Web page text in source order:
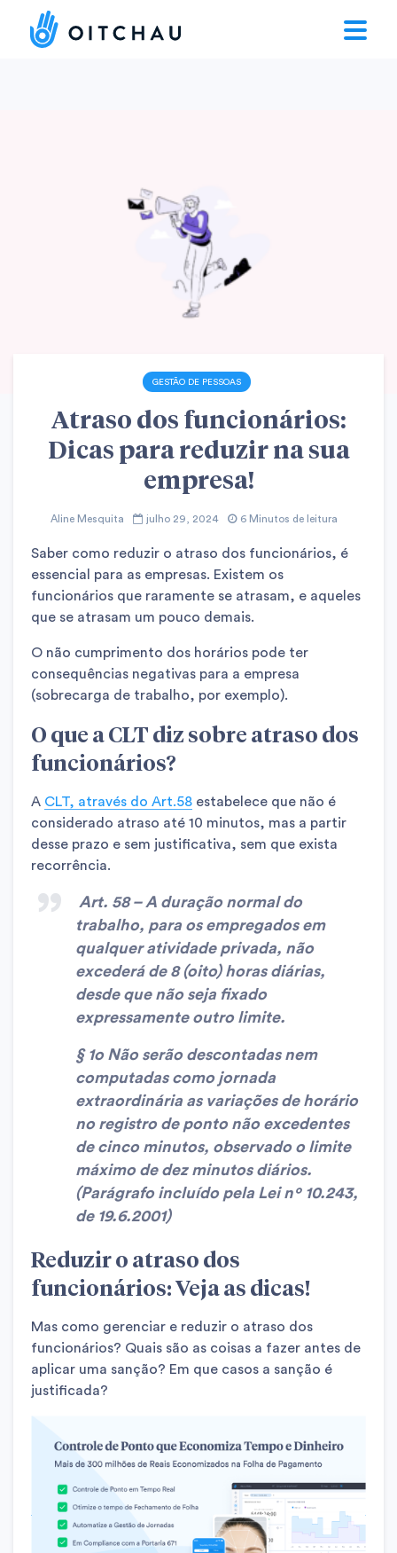
GESTÃO DE PESSOAS
Atraso dos funcionários:
Dicas para reduzir na sua
empresa!
Aline Mesquita julho 29, 2024 6 Minutos de leitura
Saber como reduzir o atraso dos funcionários, é
essencial para as empresas. Existem os
funcionários que raramente se atrasam, e aqueles
que se atrasam um pouco demais.
O não cumprimento dos horários pode ter
consequências negativas para a empresa
(sobrecarga de trabalho, por exemplo).
O que a CLT diz sobre atraso dos
funcionários?
A CLT, através do Art.58 estabelece que não é
considerado atraso até 10 minutos, mas a partir
desse prazo e sem justificativa, sem que exista
recorrência.
Art. 58 – A duração normal do
trabalho, para os empregados em
qualquer atividade privada, não
excederá de 8 (oito) horas diárias,
desde que não seja fixado
expressamente outro limite.
§ 1o Não serão descontadas nem
computadas como jornada
extraordinária as variações de horário
no registro de ponto não excedentes
de cinco minutos, observado o limite
máximo de dez minutos diários.
(Parágrafo incluído pela Lei nº 10.243,
de 19.6.2001)
Reduzir o atraso dos
funcionários: Veja as dicas!
Mas como gerenciar e reduzir o atraso dos
funcionários? Quais são as coisas a fazer antes de
aplicar uma sanção? Em que casos a sanção é
justificada?